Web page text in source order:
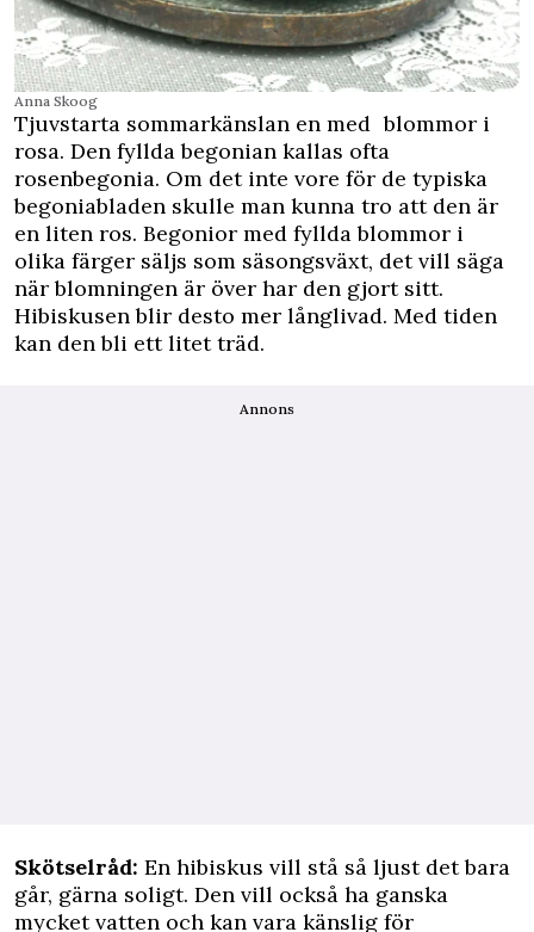
Anna Skoog
Tjuvstarta sommarkänslan en med blommor i
rosa. Den fyllda begonian kallas ofta
rosenbegonia. Om det inte vore för de typiska
begoniabladen skulle man kunna tro att den är
en liten ros. Begonior med fyllda blommor i
olika färger säljs som säsongsväxt, det vill säga
när blomningen är över har den gjort sitt.
Hibiskusen blir desto mer långlivad. Med tiden
kan den bli ett litet träd.
Annons
Skötselråd: En hibiskus vill stå så ljust det bara
går, gärna soligt. Den vill också ha ganska
mycket vatten och kan vara känslig för